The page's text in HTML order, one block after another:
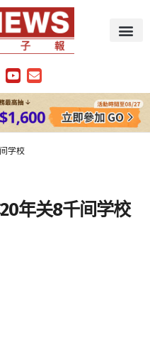
学校
年关8千间学校